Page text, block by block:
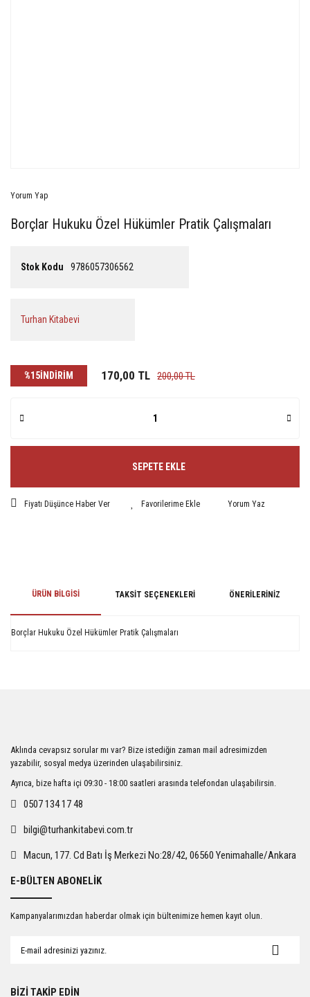
Yorum Yap
Borçlar Hukuku Özel Hükümler Pratik Çalışmaları
Stok Kodu 9786057306562
Turhan Kitabevi
%15İNDİRİM 170,00 TL 200,00 TL
SEPETE EKLE
Fiyatı Düşünce Haber Ver Yorum Yaz
ÜRÜN BILGISI TAKSIT SEÇENEKLERI ÖNERILERINIZ
Borçlar Hukuku Özel Hükümler Pratik Çalışmaları
Ürün açıklamasında eksik bilgiler bulunuyor.
Ürün bilgilerinde hatalar bulunuyor.
Ürün fiyatı diğer sitelerden daha pahalı.
Gönder
Aklında cevapsız sorular mı var? Bize istediğin zaman mail adresimizden
yazabilir, sosyal medya üzerinden ulaşabilirsiniz.
Ayrıca, bize hafta içi 09:30 - 18:00 saatleri arasında telefondan ulaşabilirsin.
0507 134 17 48
bilgi@turhankitabevi.com.tr
Macun, 177. Cd Batı İş Merkezi No:28/42, 06560 Yenimahalle/Ankara
E-BÜLTEN ABONELİK
Kampanyalarımızdan haberdar olmak için bültenimize hemen kayıt olun.
BİZİ TAKİP EDİN